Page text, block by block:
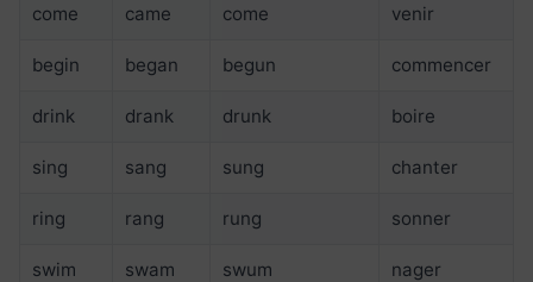
come came come venir
begin began begun commencer
drink drank drunk boire
sing sang sung chanter
ring rang rung sonner
swim swam swum nager